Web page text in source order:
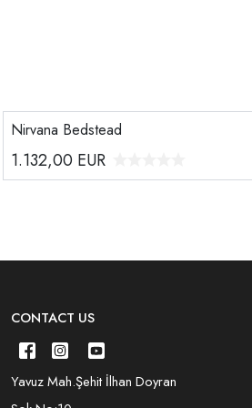
Nirvana Bedstead
1.132,00 EUR
CONTACT US
Yavuz Mah.Şehit İlhan Doyran